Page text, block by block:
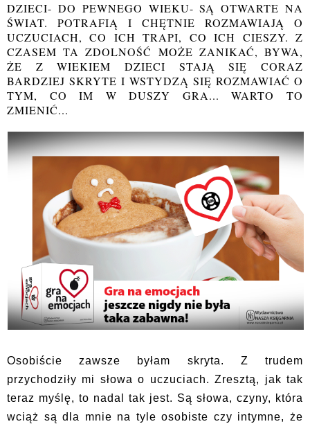
DZIECI- DO PEWNEGO WIEKU- SĄ OTWARTE NA
ŚWIAT. POTRAFIĄ I CHĘTNIE ROZMAWIAJĄ O
UCZUCIACH, CO ICH TRAPI, CO ICH CIESZY. Z
CZASEM TA ZDOLNOŚĆ MOŻE ZANIKAĆ, BYWA,
ŻE Z WIEKIEM DZIECI STAJĄ SIĘ CORAZ
BARDZIEJ SKRYTE I WSTYDZĄ SIĘ ROZMAWIAĆ O
TYM, CO IM W DUSZY GRA... WARTO TO
ZMIENIĆ...
Osobiście zawsze byłam skryta. Z trudem
przychodziły mi słowa o uczuciach. Zresztą, jak tak
teraz myślę, to nadal tak jest. Są słowa, czyny, która
wciąż są dla mnie na tyle osobiste czy intymne, że